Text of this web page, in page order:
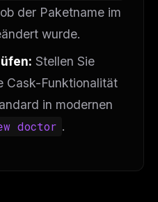
der Paketname im
wurde.
Stellen Sie
Cask-Funktionalität
in modernen
doctor .